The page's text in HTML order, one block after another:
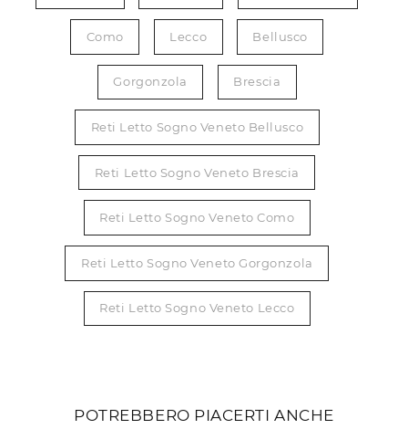
Como Lecco Bellusco
Gorgonzola Brescia
Reti Letto Sogno Veneto Bellusco
Reti Letto Sogno Veneto Brescia
Reti Letto Sogno Veneto Como
Reti Letto Sogno Veneto Gorgonzola
Reti Letto Sogno Veneto Lecco
POTREBBERO PIACERTI ANCHE